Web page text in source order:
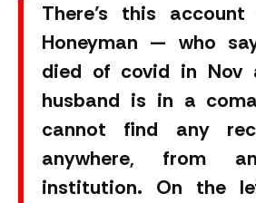
There’s this
Honeyman — who
died of covid in Nov
husband is in a
cannot find any
anywhere, from
institution. On the